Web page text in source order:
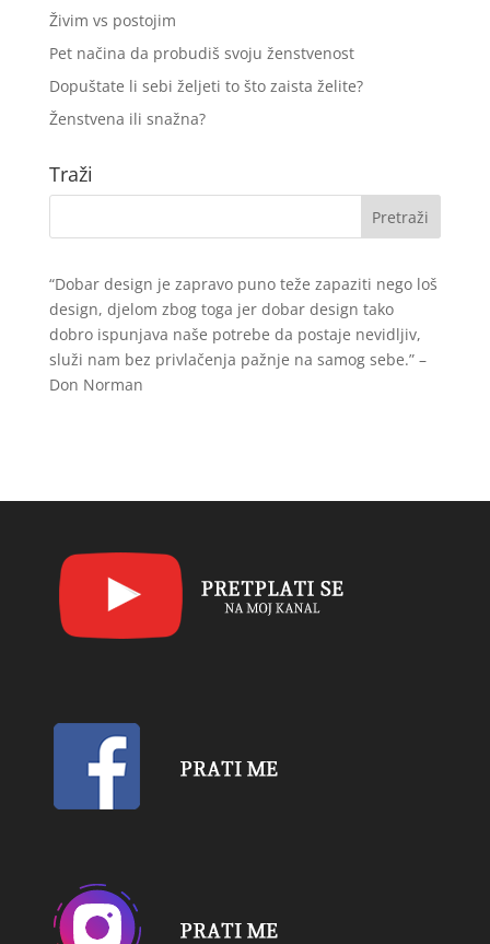
Živim vs postojim
Pet načina da probudiš svoju ženstvenost
Dopuštate li sebi željeti to što zaista želite?
Ženstvena ili snažna?
Traži
“Dobar design je zapravo puno teže zapaziti nego loš
design, djelom zbog toga jer dobar design tako
dobro ispunjava naše potrebe da postaje nevidljiv,
služi nam bez privlačenja pažnje na samog sebe.” –
Don Norman